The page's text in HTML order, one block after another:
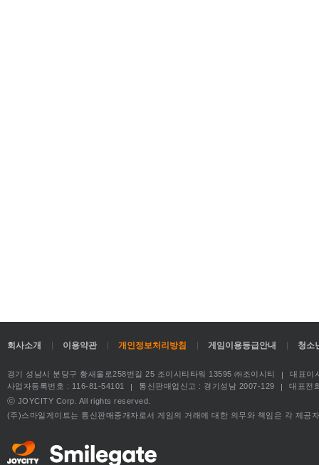
회사소개 이용약관 개인정보처리방침 게임이용등급안내 청소
경기 성남시 분당구 황새울로258번길 25 조이시티타워 13595 ㈜조이시티
대표이
사업자등록번호 : 116-81-54101
통신판매업신고 : 경기성남 2007-129
대표전
ⓒ JOYCITY Corp. All rights reserved.
(주)스마일게이트는 통신판매중개자로서 게임의 거래에 대한 의무와 책임은 각 제